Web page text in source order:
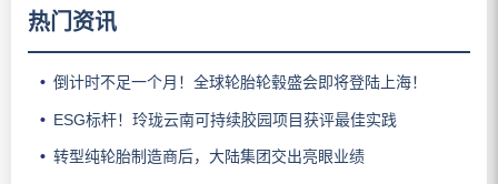
热门资讯
倒计时不足一个月！全球轮胎轮毂盛会即将登陆上海！
ESG标杆！玲珑云南可持续胶园项目获评最佳实践
转型纯轮胎制造商后，大陆集团交出亮眼业绩